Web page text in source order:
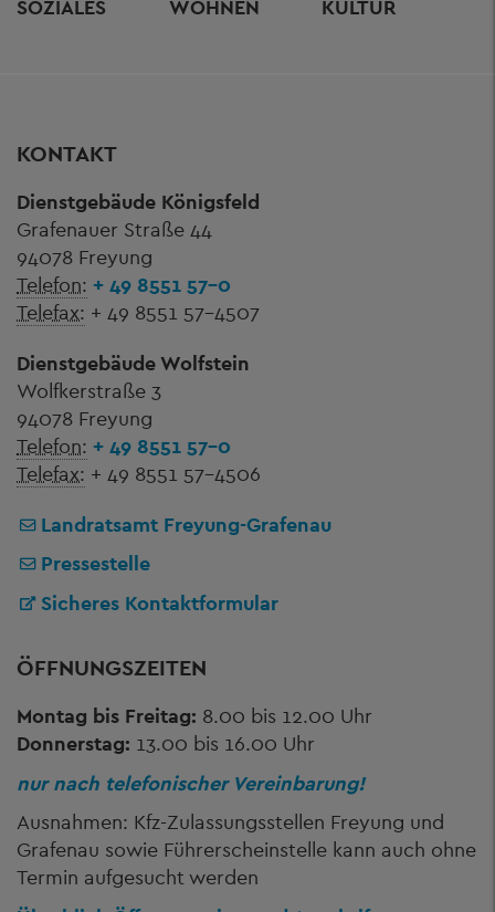
SOZIALES
WOHNEN
KULTUR
KONTAKT
Dienstgebäude Königsfeld
Grafenauer Straße 44
94078 Freyung
Telefon: + 49 8551 57-0
Telefax: + 49 8551 57-4507
Dienstgebäude Wolfstein
Wolfkerstraße 3
94078 Freyung
Telefon: + 49 8551 57-0
Telefax: + 49 8551 57-4506
Landratsamt Freyung-Grafenau
Pressestelle
Sicheres Kontaktformular
ÖFFNUNGSZEITEN
Montag bis Freitag: 8.00 bis 12.00 Uhr
Donnerstag: 13.00 bis 16.00 Uhr
nur nach telefonischer Vereinbarung!
Ausnahmen: Kfz-Zulassungsstellen Freyung und
Grafenau sowie Führerscheinstelle kann auch ohne
Termin aufgesucht werden